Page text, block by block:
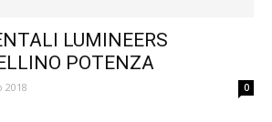
LUMINEERS
POTENZA
2018 0